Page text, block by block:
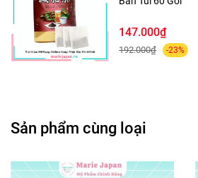
147.000₫
192.000₫ -23%
Sản phẩm cùng loại